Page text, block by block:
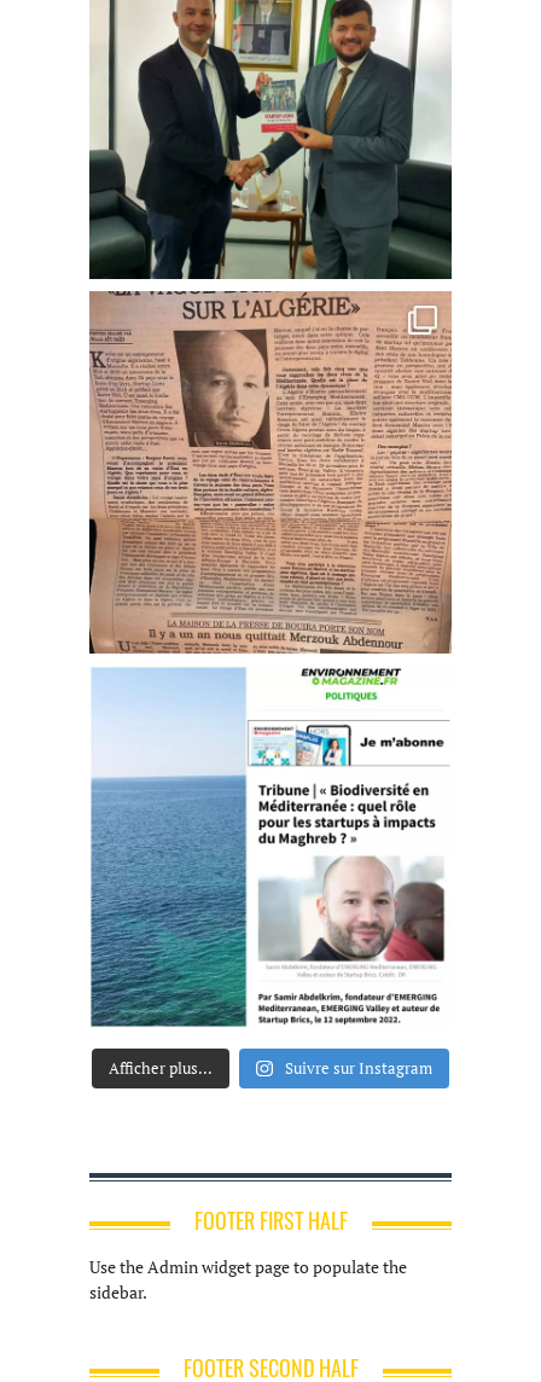
Afficher plus... Suivre sur Instagram
FOOTER FIRST HALF
Use the Admin widget page to populate the
sidebar.
FOOTER SECOND HALF